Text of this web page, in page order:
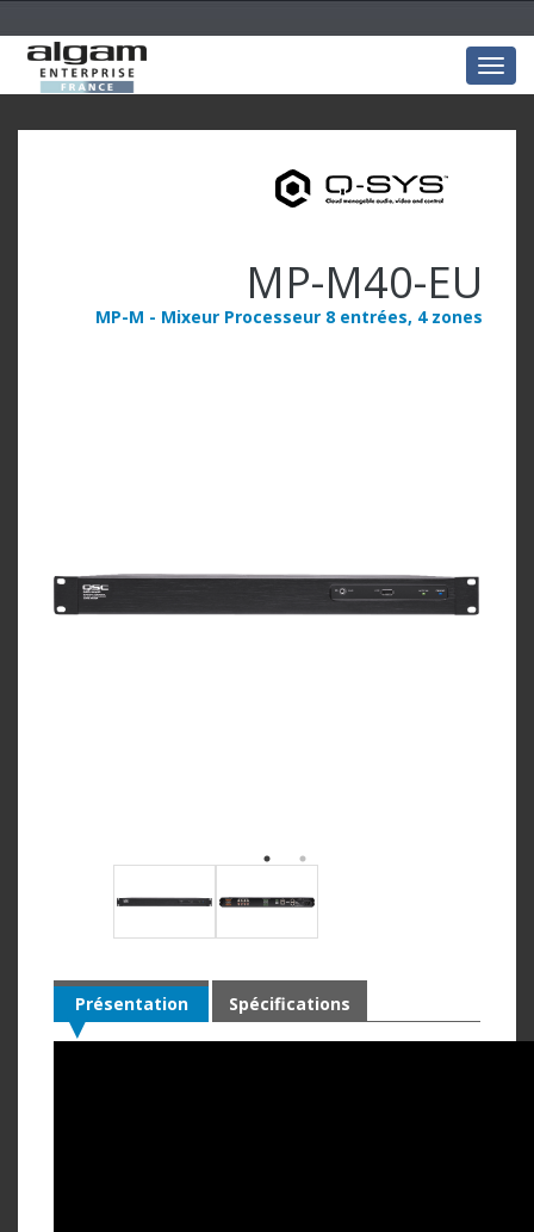
MP-M40-EU
MP-M - Mixeur Processeur 8 entrées, 4 zones
Présentation Spécifications